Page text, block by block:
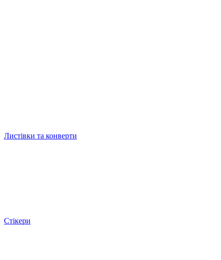
Листівки та конверти
Стікери